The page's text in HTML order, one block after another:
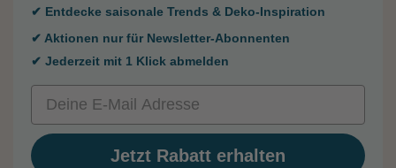
✔ Entdecke saisonale Trends & Deko-Inspiration
✔ Aktionen nur für Newsletter-Abonnenten
✔ Jederzeit mit 1 Klick abmelden
Email
Jetzt Rabatt erhalten